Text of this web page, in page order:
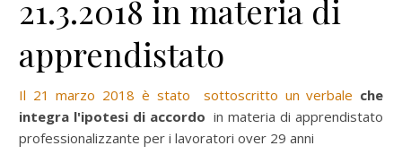
21.3.2018 in materia di
apprendistato
Il 21 marzo 2018 è stato sottoscritto un verbale che
integra l'ipotesi di accordo in materia di apprendistato
professionalizzante per i lavoratori over 29 anni